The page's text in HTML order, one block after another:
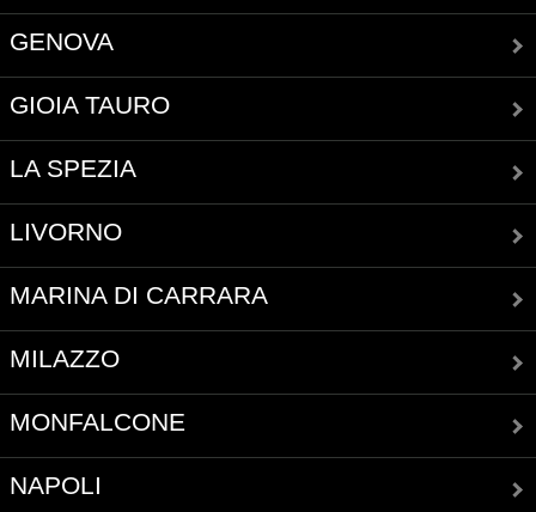
GENOVA
GIOIA TAURO
LA SPEZIA
LIVORNO
MARINA DI CARRARA
MILAZZO
MONFALCONE
NAPOLI